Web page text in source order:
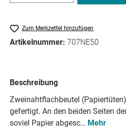
Zum Merkzettel hinzufügen
Artikelnummer: 707NE50
Beschreibung
Zweinahtflachbeutel
gefertigt. An den beiden Seiten
soviel Papier abgesc… Mehr